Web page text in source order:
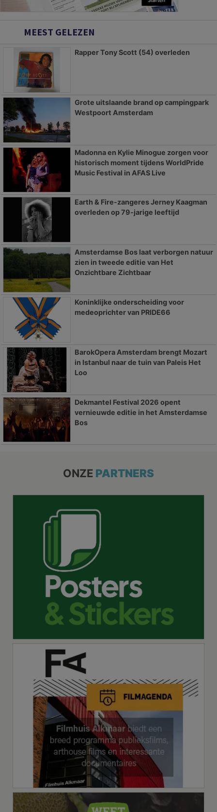
MEEST GELEZEN
Rapper Tony Scott (54) overleden
Grote uitslaande brand op campingpark
Westpoort Amsterdam
Madonna en Kylie Minogue zorgen voor
historisch moment tijdens WorldPride
Music Festival in AFAS Live
Earth & Fire-zangeres Jerney Kaagman
overleden op 79-jarige leeftijd
Amsterdamse Bos laat verborgen natuur
zien in tweede editie van Het
Onzichtbare Zichtbaar
Koninklijke onderscheiding voor
medeoprichter van PRIDE66
BarokOpera Amsterdam brengt Mozart
in Istanbul naar de tuin van Paleis Het
Loo
Dekmantel Festival 2026 opent
vernieuwde editie in het Amsterdamse
Bos
ONZE PARTNERS